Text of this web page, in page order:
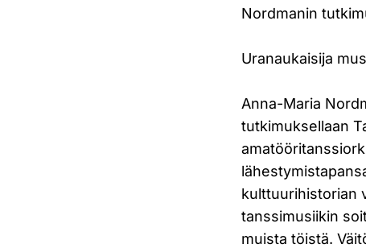
Nordmanin
Uranaukaisija
Anna-Maria
tutkimuksellaan
kulttuurihistorian
tanssimusiikin
muista töistä.